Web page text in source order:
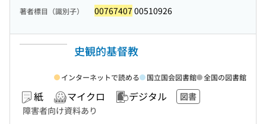
著者標目（識別子） 00767407 00510926
史観的基督教
紙 マイクロ デジタル
図書
障害者向け資料あり
インターネットで読める 国立国会図書館 全国の図書館